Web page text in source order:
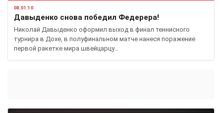
08.01.10
Давыденко снова победил Федерера!
Николай Давыденко оформил выход в финал теннисного
турнира в Дохе, в полуфинальном матче нанеся поражение
первой ракетке мира швейцарцу…